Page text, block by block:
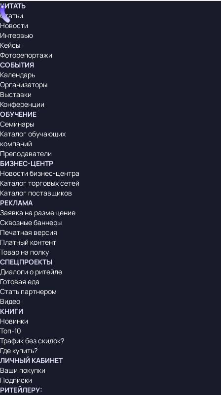
ЧИТАТЬ
Статьи
Новости
Интервью
Кейсы
Фоторепортажи
СОБЫТИЯ
Календарь
Организаторы
Выставки
Конференции
ОБУЧЕНИЕ
Семинары
Каталог обучающих
компаний
Преподаватели
БИЗНЕС-ЦЕНТР
Новости бизнес-центра
Каталог торговых сетей
Каталог поставщиков
РЕКЛАМА
Заявка на размещение
Сквозные баннеры
Печатная версия
Платный контент
Товар на полку
СПЕЦПРОЕКТЫ
Диалоги о ритейле
Готовая еда
Стать партнером
Видео
КНИГИ
Новинки
Топ-10
Трафик без скидок?
Где купить?
ЛИЧНЫЙ КАБИНЕТ
Ваши покупки
Подписки
РИТЕЙЛЕРУ: